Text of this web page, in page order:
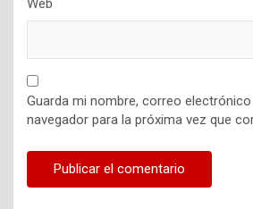
Web
Guarda mi nombre, correo
navegador para la próxima vez que